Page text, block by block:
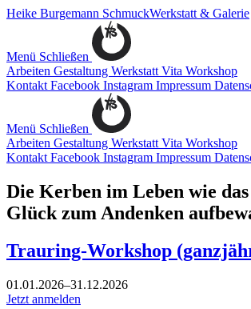
Heike Burgemann SchmuckWerkstatt & Galerie
Menü Schließen
Arbeiten Gestaltung Werkstatt Vita Workshop
Kontakt Facebook Instagram Impressum
Menü Schließen
Arbeiten Gestaltung Werkstatt Vita Workshop
Kontakt Facebook Instagram Impressum
Die Kerben im Leben wie
Glück zum Andenken
Trauring-Workshop
01.01.2026–31.12.2026
Jetzt anmelden